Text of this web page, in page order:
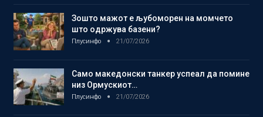
Зошто мажот е љубоморен на момчето
што одржува базени?
Плусинфо 21/07/2026
Само македонски танкер успеал да помине
низ Ормускиот…
Плусинфо 21/07/2026